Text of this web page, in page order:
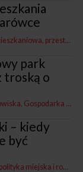
Gospodarka mieszkaniowa, przestrzenna i nieruchomościami
park
troską o
Gospodarka mieszkaniowa, przestrzenna i nieruchomościami
– kiedy
być
Rewitalizacja, polityka miejska i rozwój